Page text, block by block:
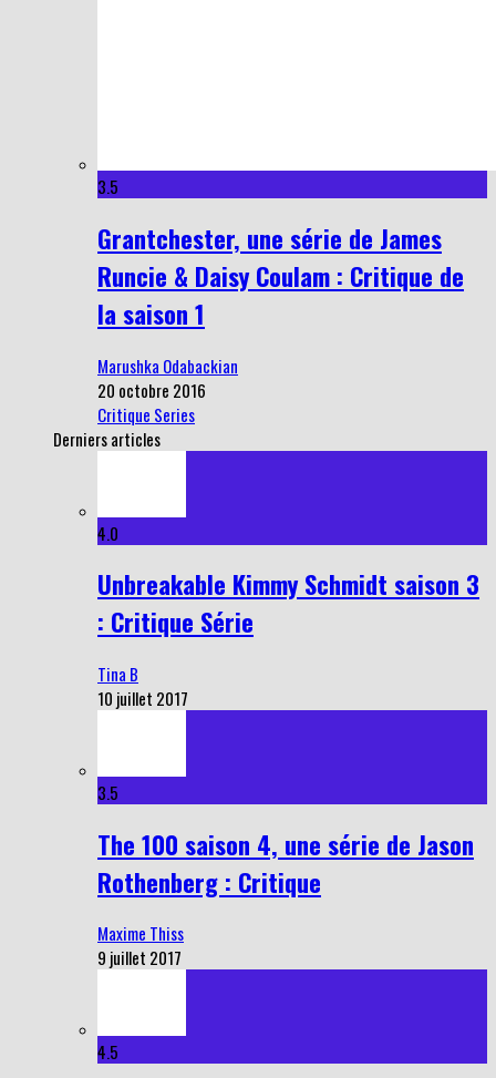
3.5
Grantchester, une série de James
Runcie & Daisy Coulam : Critique de
la saison 1
Marushka Odabackian
20 octobre 2016
Critique Series
Derniers articles
4.0
Unbreakable Kimmy Schmidt saison 3
: Critique Série
Tina B
10 juillet 2017
3.5
The 100 saison 4, une série de Jason
Rothenberg : Critique
Maxime Thiss
9 juillet 2017
4.5